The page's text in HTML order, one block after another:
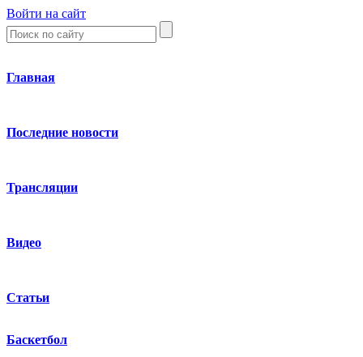
Войти на сайт
Главная
Последние новости
Трансляции
Видео
Статьи
Баскетбол